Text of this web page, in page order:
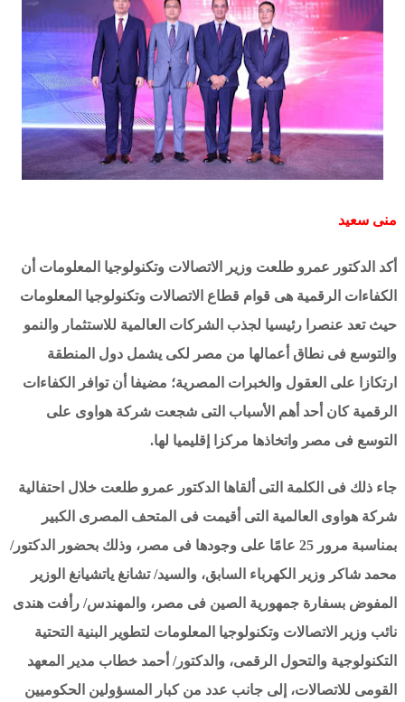
منى سعيد
أكد الدكتور عمرو طلعت وزير الاتصالات وتكنولوجيا المعلومات أن
الكفاءات الرقمية هى قوام قطاع الاتصالات وتكنولوجيا المعلومات
حيث تعد عنصرا رئيسيا لجذب الشركات العالمية للاستثمار والنمو
والتوسع فى نطاق أعمالها من مصر لكى يشمل دول المنطقة
ارتكازا على العقول والخبرات المصرية؛ مضيفا أن توافر الكفاءات
الرقمية كان أحد أهم الأسباب التى شجعت شركة هواوى على
التوسع فى مصر واتخاذها مركزا إقليميا لها.
جاء ذلك فى الكلمة التى ألقاها الدكتور عمرو طلعت خلال احتفالية
شركة هواوى العالمية التى أقيمت فى المتحف المصرى الكبير
بمناسبة مرور 25 عامًا على وجودها فى مصر، وذلك بحضور الدكتور/
محمد شاكر وزير الكهرباء السابق، والسيد/ تشانغ ياتشيانغ الوزير
المفوض بسفارة جمهورية الصين فى مصر، والمهندس/ رأفت هندى
نائب وزير الاتصالات وتكنولوجيا المعلومات لتطوير البنية التحتية
التكنولوجية والتحول الرقمى، والدكتور/ أحمد خطاب مدير المعهد
القومى للاتصالات، إلى جانب عدد من كبار المسؤولين الحكوميين